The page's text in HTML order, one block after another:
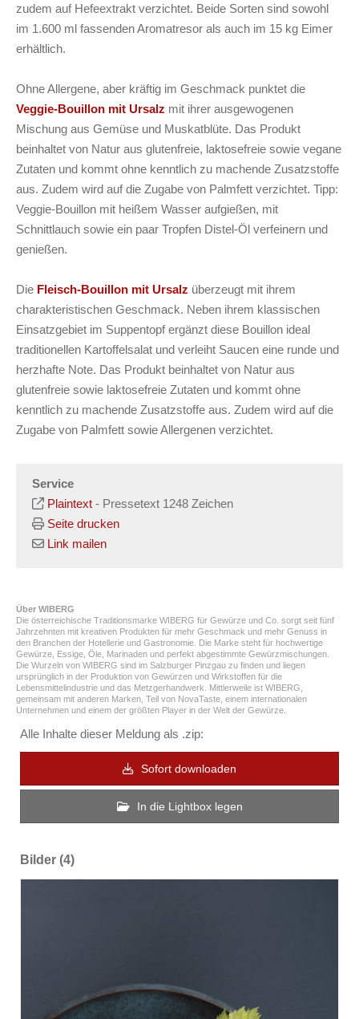
zudem auf Hefeextrakt verzichtet. Beide Sorten sind sowohl
im 1.600 ml fassenden Aromatresor als auch im 15 kg Eimer
erhältlich.
Ohne Allergene, aber kräftig im Geschmack punktet die
Veggie-Bouillon mit Ursalz mit ihrer ausgewogenen
Mischung aus Gemüse und Muskatblüte. Das Produkt
beinhaltet von Natur aus glutenfreie, laktosefreie sowie vegane
Zutaten und kommt ohne kenntlich zu machende Zusatzstoffe
aus. Zudem wird auf die Zugabe von Palmfett verzichtet. Tipp:
Veggie-Bouillon mit heißem Wasser aufgießen, mit
Schnittlauch sowie ein paar Tropfen Distel-Öl verfeinern und
genießen.
Die Fleisch-Bouillon mit Ursalz überzeugt mit ihrem
charakteristischen Geschmack. Neben ihrem klassischen
Einsatzgebiet im Suppentopf ergänzt diese Bouillon ideal
traditionellen Kartoffelsalat und verleiht Saucen eine runde und
herzhafte Note. Das Produkt beinhaltet von Natur aus
glutenfreie sowie laktosefreie Zutaten und kommt ohne
kenntlich zu machende Zusatzstoffe aus. Zudem wird auf die
Zugabe von Palmfett sowie Allergenen verzichtet.
Service
Plaintext - Pressetext 1248 Zeichen
Seite drucken
Link mailen
Über WIBERG
Die österreichische Traditionsmarke WIBERG für Gewürze und Co. sorgt seit fünf
Jahrzehnten mit kreativen Produkten für mehr Geschmack und mehr Genuss in
den Branchen der Hotellerie und Gastronomie. Die Marke steht für hochwertige
Gewürze, Essige, Öle, Marinaden und perfekt abgestimmte Gewürzmischungen.
Die Wurzeln von WIBERG sind im Salzburger Pinzgau zu finden und liegen
ursprünglich in der Produktion von Gewürzen und Wirkstoffen für die
Lebensmittelindustrie und das Metzgerhandwerk. Mittlerweile ist WIBERG,
gemeinsam mit anderen Marken, Teil von NovaTaste, einem internationalen
Unternehmen und einem der größten Player in der Welt der Gewürze.
Alle Inhalte dieser Meldung als .zip:
Sofort downloaden
In die Lightbox legen
Bilder (4)